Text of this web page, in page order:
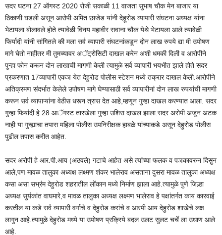
सदर घटना 27 ऑगस्ट 2020 रोजी सकाळी 11 वाजता सुभाष चौक मेन बाजार या
ठिकाणी घडली असून आरोपी अमित छाजेड यांनी देहूरोड व्यापारी संघटना अध्यक्ष यांना
भेटायला बोलावले होते त्यावेळी विनय महावीर सवाना चौक येथे भेटायला आले त्यावेळी
फिर्यादी यांनी सांगितले की मला सर्व व्यापारी संघटनांकडून दोन लाख रुपये द्या मी उपोषण
मागे घेतो नाहीतर मी तुमच्यावर अॅट्रोसिटी दाखल करेन अशी धमकी दिली व आरोपीने
पुन्हा फोन करून दोन लाखाची मागणी केली त्यामुळे सर्व व्यापारी भयभीत झाले होते सदर
प्रकरणात 17व्यापारी एकञ येत देहुरोड पोलीस स्टेशन मध्ये तक्रार दाखल केली.आरोपीने
अतिक्रमण संदर्भात केलेले उपोषण मागे घेण्यासाठी सर्व व्यापारीनां दोन लाख रुपयांची मागणी
करून सर्व व्यापाऱ्यांना वेठीस धरून त्रास देत आहे,म्हणून गुन्हा दाखल करण्यात आला. सदर
गुन्हा फिर्यादी हे 28 आॅगस्ट तारखेला गुन्हा उशिरा दाखल झाला.सदर अरोपी अजुन अटक
नाही या गुन्ह्याचा तपास महिला पोलीस उपनिरीक्षक हाबळे यांच्याकडे असून देहुरोड पोलीस
पुढील तपास करीत आहेत.
सदर अरोपी हे आर.पी.आय (अठवले) गटाचे आहेत असे त्यांच्या फलक व पञकावरुन दिसुन
आले,पण मावळ तालुका अध्यक्ष लक्ष्मण शंकर भालेराव असताना दुसरा मावळ तालुका अध्यक्ष
कसा असा सभ्रंम देहुरोड शहरातील लोंकान मध्ये निर्माण झाला आहे.त्यामुळे पुणे जिल्हा
अध्यक्ष सुर्यकांत वाघमारे,व मावळ तालुका अध्यक्ष लक्ष्मण भालेराव हे पक्षांतर्गत काय कारवाई
करतील या कडे सर्व व्यापारी वर्गाचे व देहुरोड करांचे व आरपी आय देहुरोड शाखेचे लक्ष
लागुन आहे.त्यामुळे देहुरोड मध्ये या उपोषण प्रक्रिये बदल उलट सुलट चर्चे ला उधाण आले
आहे.